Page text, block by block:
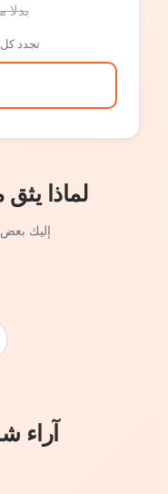
بدلا
تجدد كل 6 أشهر بالسعر الأصلي
لماذا يثق
إليك بعض
آراء